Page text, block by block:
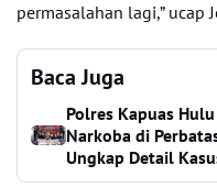
permasalahan lagi,” ucap
Baca Juga
Polres Kapuas
Narkoba di
Ungkap Detail